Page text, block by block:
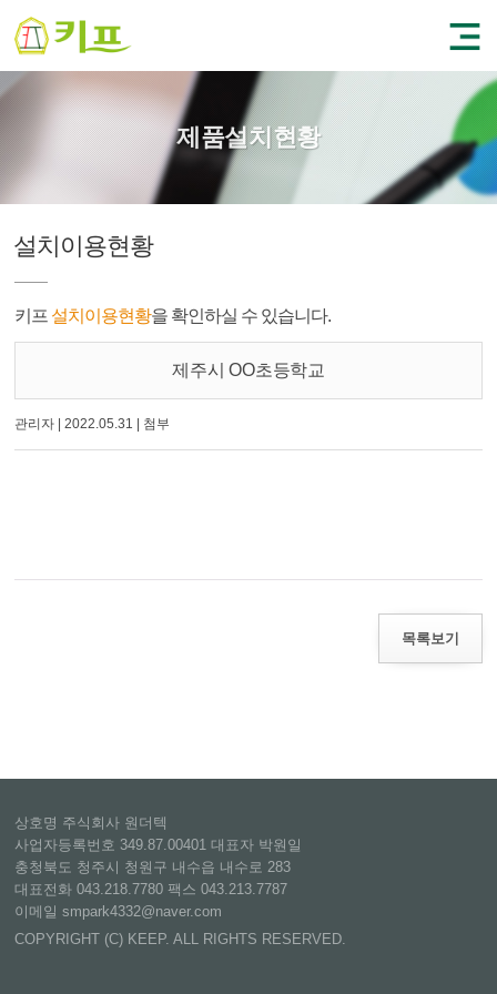
제품설치현황
설치이용현황
키프 설치이용현황을 확인하실 수 있습니다.
제주시 OO초등학교
관리자 2022.05.31 첨부
목록보기
상호명 주식회사 원더텍
사업자등록번호 349.87.00401 대표자 박원일
충청북도 청주시 청원구 내수읍 내수로 283
대표전화 043.218.7780 팩스 043.213.7787
이메일 smpark4332@naver.com
COPYRIGHT (C) KEEP. ALL RIGHTS RESERVED.